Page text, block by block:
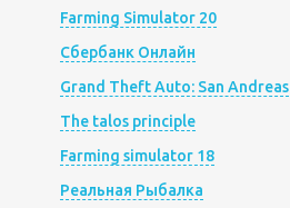
Farming Simulator 20
Сбербанк Онлайн
Grand Theft Auto: San Andreas
The talos principle
Farming simulator 18
Реальная Рыбалка